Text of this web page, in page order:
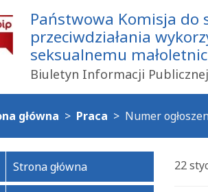
Państwowa Komisja do
przeciwdziałania
seksualnemu
Biuletyn Informacji Publicznej
główna Praca Numer
Strona główna 22